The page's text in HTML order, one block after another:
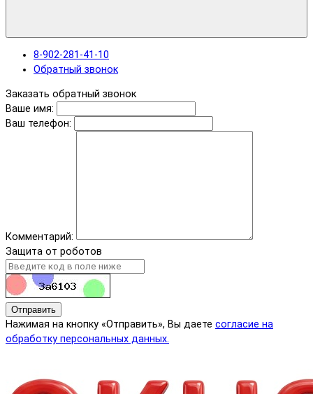
8-902-281-41-10
Обратный звонок
Заказать обратный звонок
Ваше имя:
Ваш телефон:
Комментарий:
Защита от роботов
Отправить
Нажимая на кнопку «Отправить», Вы даете согласие на
обработку персональных данных.